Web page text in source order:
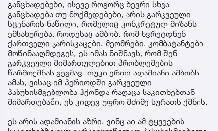
განცხადებები, ისევე როგორც ბევრი სხვა
განცხადება თუ მოქმედებები, არის გარკვეული
სცენარის ნაწილი, რომელიც კონკრეტულ მიზანს
ემსახურება. როდესაც ამბობ, რომ ხვრეტდნენ
ქართველი ჯარისკაცები, მეომრები, კომბატანტები
მოწინააღმდეგეს, ეს იმას ნიშნავს, რომ შენ
გარკვეული მიმართულებით პრობლემების
წარმოქმნას გეგმავ. თუკი ერთი ადამიანი ამბობს
ამას, ვისაც იმ პერიოდში გარკვეული
პასუხისმგებლობა ჰქონდა რაღაცა საკითხებთან
მიმართებაში, ეს კიდევ უფრო მძიმე სურათს ქმნის.
ეს არის ადამიანის აზრი, ვინც აი ამ ტყვეების